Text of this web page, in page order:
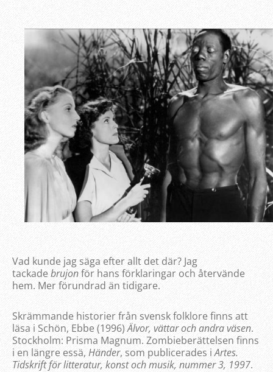
Vad kunde jag säga efter allt det där? Jag
tackadebrujonför hans förklaringar och återvände
hem. Mer förundrad än tidigare.
Skrämmande historier från svensk folklore finns att
läsa i Schön, Ebbe (1996) Älvor, vättar och andra väsen.
Stockholm: Prisma Magnum. Zombieberättelsen finns
i en längre essä, Händer, som publicerades i Artes.
Tidskrift för litteratur, konst och musik, nummer 3, 1997.